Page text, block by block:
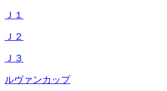
Ｊ１
Ｊ２
Ｊ３
ルヴァンカップ